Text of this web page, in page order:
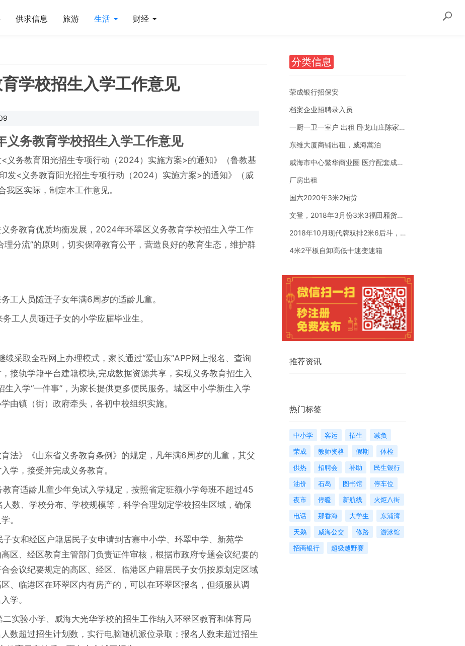
供求信息 旅游 生活 财经
学校招生入学工作意见
务教育学校招生入学工作意见
义务教育阳光招生专项行动（2024）实施方案>的通知》（鲁教基
发<义务教育阳光招生专项行动（2024）实施方案>的通知》（威
区实际，制定本工作意见。
务教育优质均衡发展，2024年环翠区义务教育学校招生入学工作
分流”的原则，切实保障教育公平，营造良好的教育生态，维护群
工人员随迁子女年满6周岁的适龄儿童。
工人员随迁子女的小学应届毕业生。
采取全程网上办理模式，家长通过“爱山东”APP网上报名、查询
接轨学籍平台建籍模块,完成数据资源共享，实现义务教育招生入
生入学“一件事”，为家长提供更多便民服务。城区中小学新生入学
由镇（街）政府牵头，各初中校组织实施。
法》《山东省义务教育条例》的规定，凡年满6周岁的儿童，其父
学，接受并完成义务教育。
育适龄儿童少年免试入学规定，按照省定班额小学每班不超过45
数、学校分布、学校规模等，科学合理划定学校招生区域，确保
。
女和经区户籍居民子女申请到古寨中小学、环翠中学、新苑学
区、经区教育主管部门负责证件审核，根据市政府专题会议纪要的
会议纪要规定的高区、经区、临港区户籍居民子女仍按原划定区域
、临港区在环翠区内有房产的，可以在环翠区报名，但须服从调
学。
实验小学、威海大光华学校的招生工作纳入环翠区教育和体育局
数超过招生计划数，实行电脑随机派位录取；报名人数未超过招生
分类信息
荣成银行招保安
档案企业招聘录入员
一厨一卫一室户 出租 卧龙山庄陈家后沟附近
东维大厦商铺出租，威海蒿泊
威海市中心繁华商业圈 医疗配套成熟 南北通透
厂房出租
国六2020年3米2厢货
文登，2018年3月份3米3福田厢货。国五全柴汽油1.5排量
2018年10月现代牌双排2米6后斗，个人一手车，车是现代牌
4米2平板自卸高低十速变速箱
推荐资讯
热门标签
中小学 客运 招生
减负
荣成
教师资格 假期
体检
供热
招聘会 补助
民生银行
油价
石岛 图书馆
停车位
夜市
停暖 新航线
火炬八街
电话
那香海 大学生
东浦湾
天鹅
威海公交 修路
游泳馆
招商银行
超级越野赛